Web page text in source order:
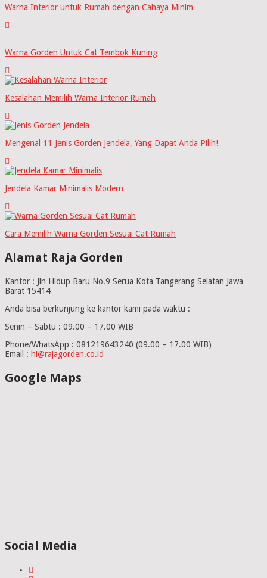
Warna Interior untuk Rumah dengan Cahaya Minim
Warna Gorden Untuk Cat Tembok Kuning
Kesalahan Memilih Warna Interior Rumah
Mengenal 11 Jenis Gorden Jendela, Yang Dapat Anda Pilih!
Jendela Kamar Minimalis Modern
Cara Memilih Warna Gorden Sesuai Cat Rumah
Alamat Raja Gorden
Kantor : Jln Hidup Baru No.9 Serua Kota Tangerang Selatan Jawa
Barat 15414
Anda bisa berkunjung ke kantor kami pada waktu :
Senin – Sabtu : 09.00 – 17.00 WIB
Phone/WhatsApp : 081219643240 (09.00 – 17.00 WIB)
Email : hi@rajagorden.co.id
Google Maps
Social Media